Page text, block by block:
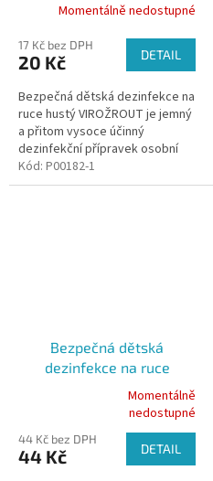
Momentálně nedostupné
17 Kč bez DPH
20 Kč DETAIL
Bezpečná dětská dezinfekce na
ruce hustý VIROŽROUT je jemný
a přitom vysoce účinný
dezinfekční přípravek osobní
hygieny. Ničí až 99,9 %
nežádoucích virů a bakterií.
Kód: P00182-1
Bezpečná dětská
dezinfekce na ruce
VIROŽROUT 30 ml
Spiderman
produktu
je
Momentálně
nedostupné
44 Kč bez DPH
44 Kč DETAIL